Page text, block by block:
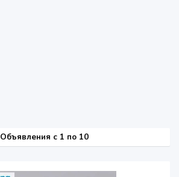
Объявления c 1 по 10